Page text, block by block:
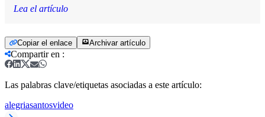
Lea el artículo
Copiar el enlace Archivar artículo
Compartir en :
Las palabras clave/etiquetas asociadas a este artículo:
alegriasantosvideo